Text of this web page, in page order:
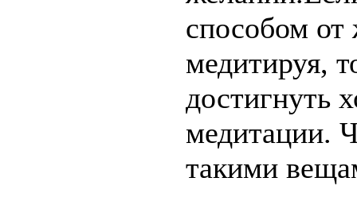
способом
медитируя,
достигнуть
медитации.
такими